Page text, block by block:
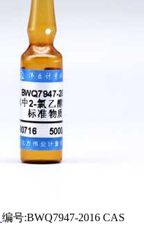
编号:BWQ7947-2016 CAS